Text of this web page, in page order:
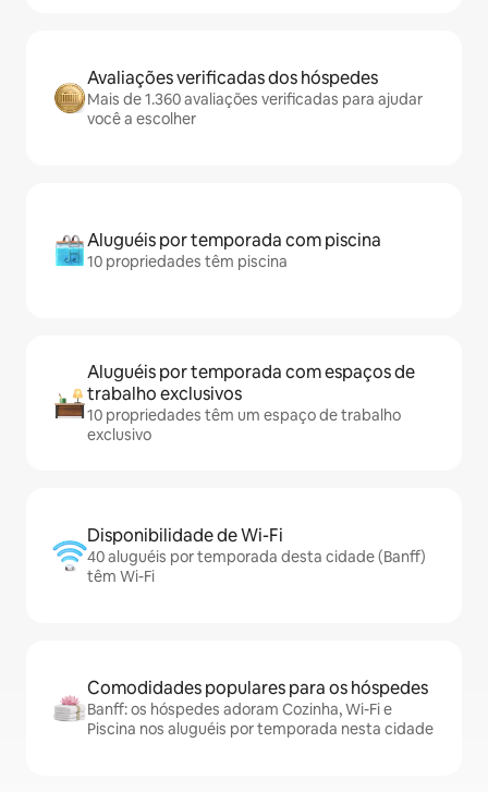
Avaliações verificadas dos hóspedes
Mais de 1.360 avaliações verificadas para ajudar
você a escolher
Aluguéis por temporada com piscina
10 propriedades têm piscina
Aluguéis por temporada com espaços de
trabalho exclusivos
10 propriedades têm um espaço de trabalho
exclusivo
Disponibilidade de Wi-Fi
40 aluguéis por temporada desta cidade (Banff)
têm Wi-Fi
Comodidades populares para os hóspedes
Banff: os hóspedes adoram Cozinha, Wi-Fi e
Piscina nos aluguéis por temporada nesta cidade